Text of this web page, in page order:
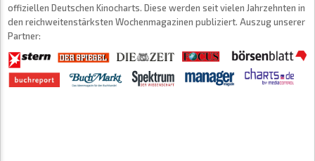
offiziellen Deutschen Kinocharts. Diese werden seit vielen Jahrzehnten in
den reichweitenstärksten Wochenmagazinen publiziert. Auszug unserer
Partner: